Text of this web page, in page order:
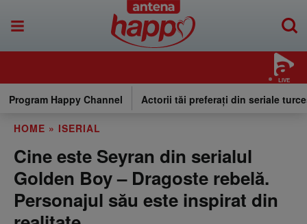
LIVE
Program Happy Channel Actorii tăi preferați din seriale
HOME » ISERIAL
Cine este Seyran din serialul
Golden Boy – Dragoste rebelă.
Personajul său este inspirat din